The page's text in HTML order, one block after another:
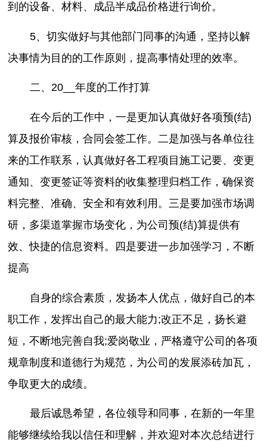
到的设备、材料、成品半成品价格进行询价。
5、切实做好与其他部门同事的沟通，坚持以解
决事情为目的的工作原则，提高事情处理的效率。
二、20__年度的工作打算
在今后的工作中，一是更加认真做好各项预(结)
算及报价审核，合同会签工作。二是加强与各单位往
来的工作联系，认真做好各工程项目施工记要、变更
通知、变更签证等资料的收集整理归档工作，确保资
料完整、准确、安全和有效利用。三是要加强市场调
研，多渠道掌握市场变化，为公司预(结)算提供有
效、快捷的信息资料。四是要进一步加强学习，不断
提高
自身的综合素质，发扬本人优点，做好自己的本
职工作，发挥出自己的最大能力;改正不足，扬长避
短，不断地完善自我;爱岗敬业，严格遵守公司的各项
规章制度和道德行为规范，为公司的发展添砖加瓦，
争取更大的成绩。
最后诚恳希望，各位领导和同事，在新的一年里
能够继续给我以信任和理解，并欢迎对本次总结进行